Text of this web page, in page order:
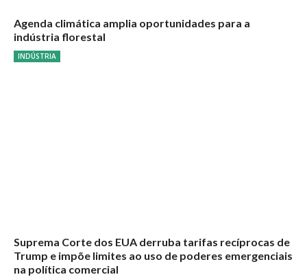
Agenda climática amplia oportunidades para a
indústria florestal
INDÚSTRIA
Suprema Corte dos EUA derruba tarifas recíprocas de
Trump e impõe limites ao uso de poderes emergenciais
na política comercial